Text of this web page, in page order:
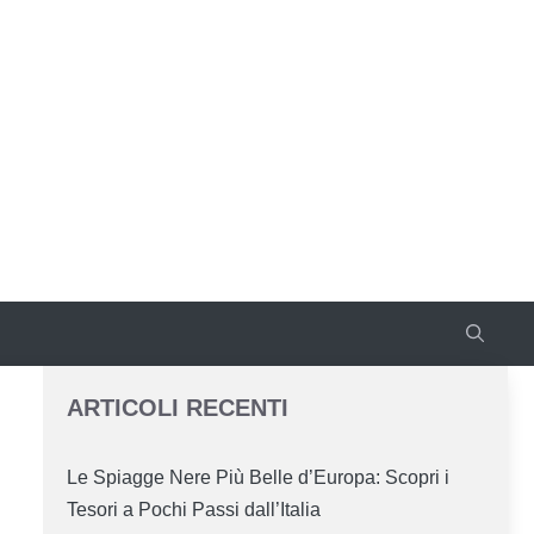
ARTICOLI RECENTI
Le Spiagge Nere Più Belle d’Europa: Scopri i
Tesori a Pochi Passi dall’Italia